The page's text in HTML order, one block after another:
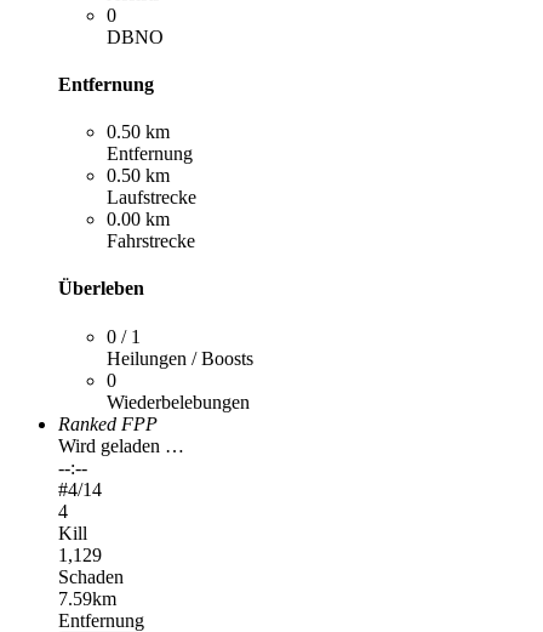
0
DBNO
Entfernung
0.50 km
Entfernung
0.50 km
Laufstrecke
0.00 km
Fahrstrecke
Überleben
0 / 1
Heilungen / Boosts
0
Wiederbelebungen
Ranked FPP
Wird geladen …
--:--
#4/14
4
Kill
1,129
Schaden
7.59km
Entfernung